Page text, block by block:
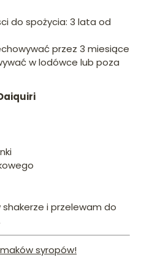
do spożycia: 3 lata od
przez 3 miesiące
w lodówce lub poza
shakerze i przelewam do
syropów!